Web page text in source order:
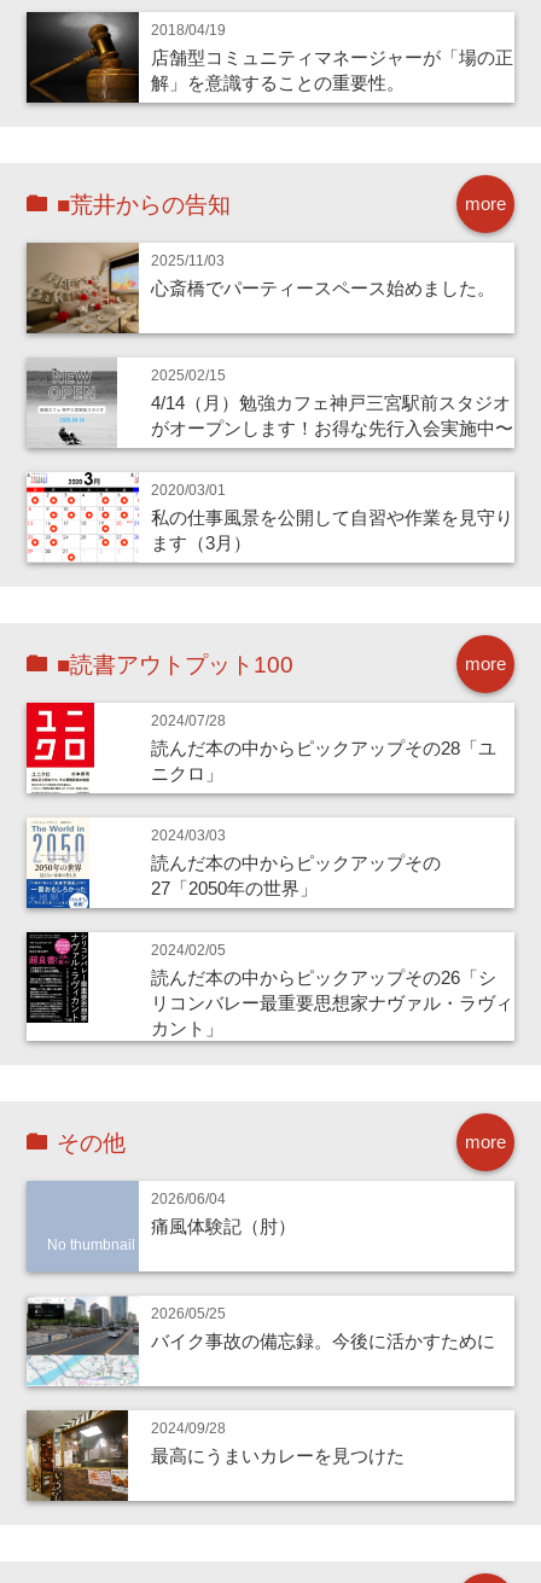
2018/04/19
店舗型コミュニティマネージャーが「場の正
解」を意識することの重要性。
more
■荒井からの告知
2025/11/03
心斎橋でパーティースペース始めました。
2025/02/15
4/14（月）勉強カフェ神戸三宮駅前スタジオ
がオープンします！お得な先行入会実施中〜
2020/03/01
私の仕事風景を公開して自習や作業を見守り
ます（3月）
more
■読書アウトプット100
2024/07/28
読んだ本の中からピックアップその28「ユ
ニクロ」
2024/03/03
読んだ本の中からピックアップその
27「2050年の世界」
2024/02/05
読んだ本の中からピックアップその26「シ
リコンバレー最重要思想家ナヴァル・ラヴィ
カント」
more
その他
No thumbnail
2026/06/04
痛風体験記（肘）
2026/05/25
バイク事故の備忘録。今後に活かすために
2024/09/28
最高にうまいカレーを見つけた